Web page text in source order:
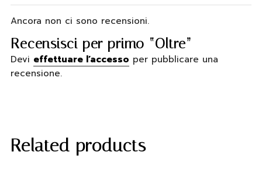
Ancora non ci sono recensioni.
Recensisci per primo “Oltre”
Devi effettuare l’accesso per pubblicare una
recensione.
Related products